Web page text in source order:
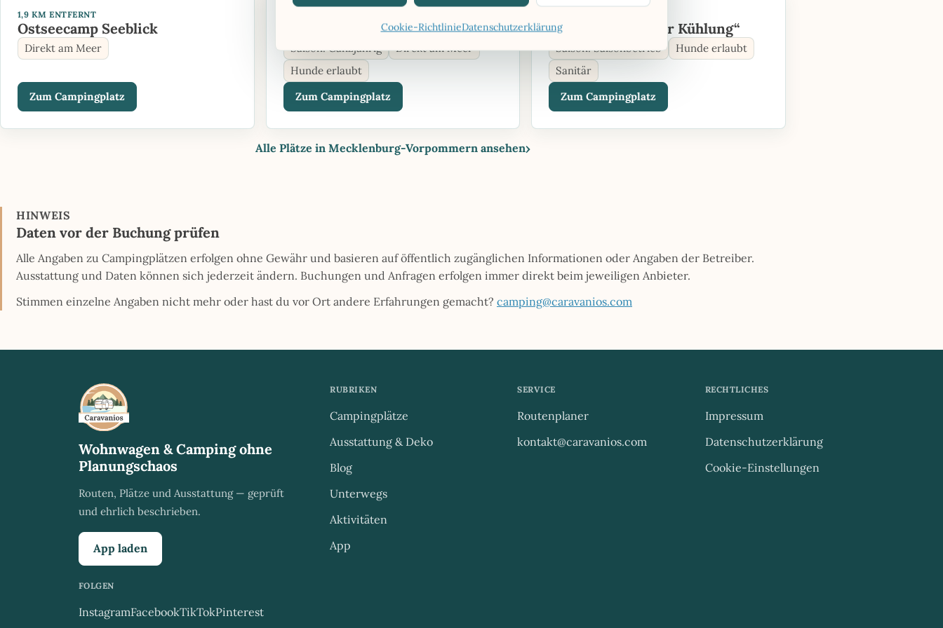
Cookie-RichtlinieDatenschutzerklärung
1,9 KM ENTFERNT
Ostseecamp Seeblick
Direkt am Meer
Zum Campingplatz
Campingpark Kühlungsborn
Saison: Ganzjährig
Direkt am Meer
Hunde erlaubt
Zum Campingplatz
Campingplatz „Zur Kühlung“
Saison: Saisonbetrieb
Hunde erlaubt
Sanitär
Zum Campingplatz
Alle Plätze in Mecklenburg-Vorpommern ansehen›
HINWEIS
Daten vor der Buchung prüfen
Alle Angaben zu Campingplätzen erfolgen ohne Gewähr und basieren auf öffentlich zugänglichen Informationen oder Angaben der Betreiber.
Ausstattung und Daten können sich jederzeit ändern. Buchungen und Anfragen erfolgen immer direkt beim jeweiligen Anbieter.
Stimmen einzelne Angaben nicht mehr oder hast du vor Ort andere Erfahrungen gemacht? camping@caravanios.com
Wohnwagen & Camping ohne
Planungschaos
Routen, Plätze und Ausstattung — geprüft
und ehrlich beschrieben.
App laden
FOLGEN
InstagramFacebookTikTokPinterest
RUBRIKEN
Campingplätze
Ausstattung & Deko
Blog
Unterwegs
Aktivitäten
App
SERVICE
Routenplaner
kontakt@caravanios.com
RECHTLICHES
Impressum
Datenschutzerklärung
Cookie-Einstellungen